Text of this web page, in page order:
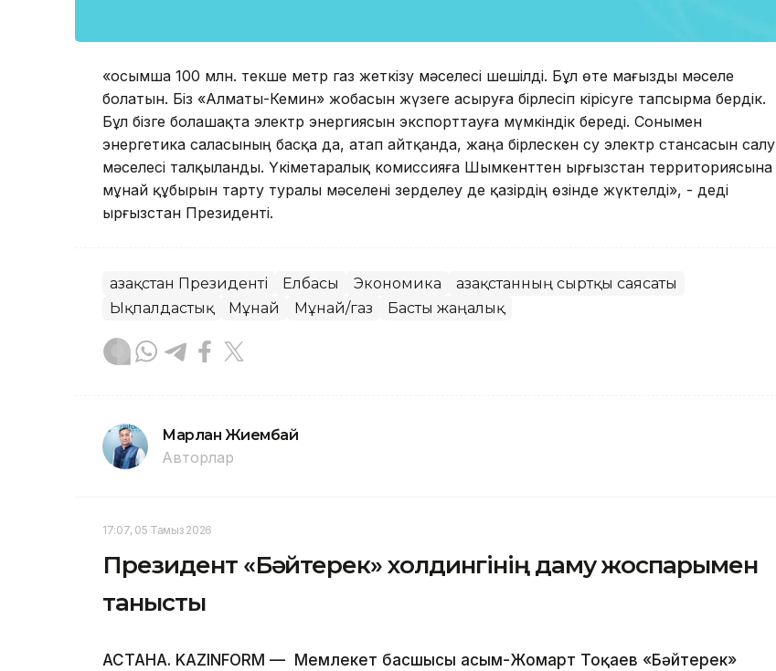
«Қосымша 100 млн. текше метр газ жеткізу мәселесі шешілді. Бұл өте мағызды мәселе
болатын. Біз «Алматы-Кемин» жобасын жүзеге асыруға бірлесіп кірісуге тапсырма бердік.
Бұл бізге болашақта электр энергиясын экспорттауға мүмкіндік береді. Сонымен
энергетика саласының басқа да, атап айтқанда, жаңа бірлескен су электр стансасын салу
мәселесі талқыланды. Үкіметаралық комиссияға Шымкенттен Қырғызстан территориясына
мұнай құбырын тарту туралы мәселені зерделеу де қазірдің өзінде жүктелді», - деді
Қырғызстан Президенті.
Қазақстан Президенті Елбасы Экономика
Қазақстанның сыртқы саясаты
Ықпалдастық
Мұнай Мұнай/газ Басты жаңалық
Марлан Жиембай
Авторлар
17:07, 05 Тамыз 2026
Президент «Бәйтерек» холдингінің даму жоспарымен
танысты
АСТАНА. KAZINFORM — Мемлекет басшысы Қасым-Жомарт Тоқаев «Бәйтерек»